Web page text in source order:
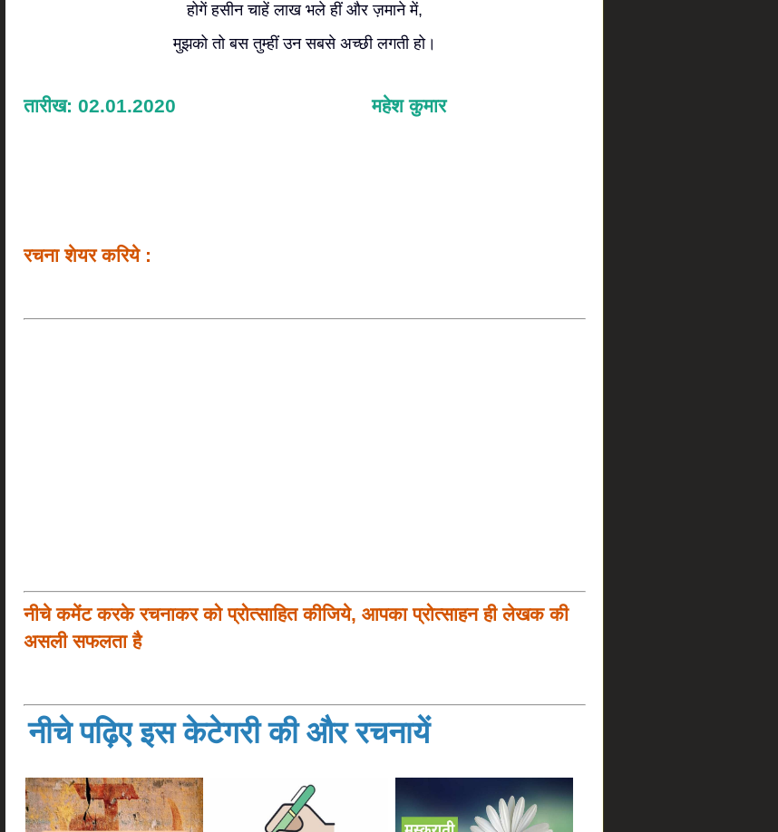
होगें हसीन चाहें लाख भले हीं और ज़माने में,
मुझको तो बस तुम्हीं उन सबसे अच्छी लगती हो।
तारीख: 02.01.2020 महेश कुमार
रचना शेयर करिये :
नीचे कमेंट करके रचनाकर को प्रोत्साहित कीजिये, आपका प्रोत्साहन ही लेखक की
असली सफलता है
नीचे पढ़िए इस केटेगरी की और रचनायें